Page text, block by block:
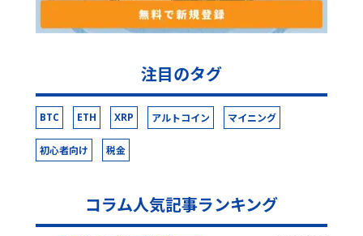
注目のタグ
BTC ETH XRP アルトコイン マイニング
初心者向け 税金
コラム人気記事ランキング